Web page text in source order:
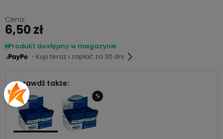
Cena:
6,50 zł
Produkt dostępny w magazynie
・Kup teraz i zapłać za 30 dni
Sprawdź także:
%